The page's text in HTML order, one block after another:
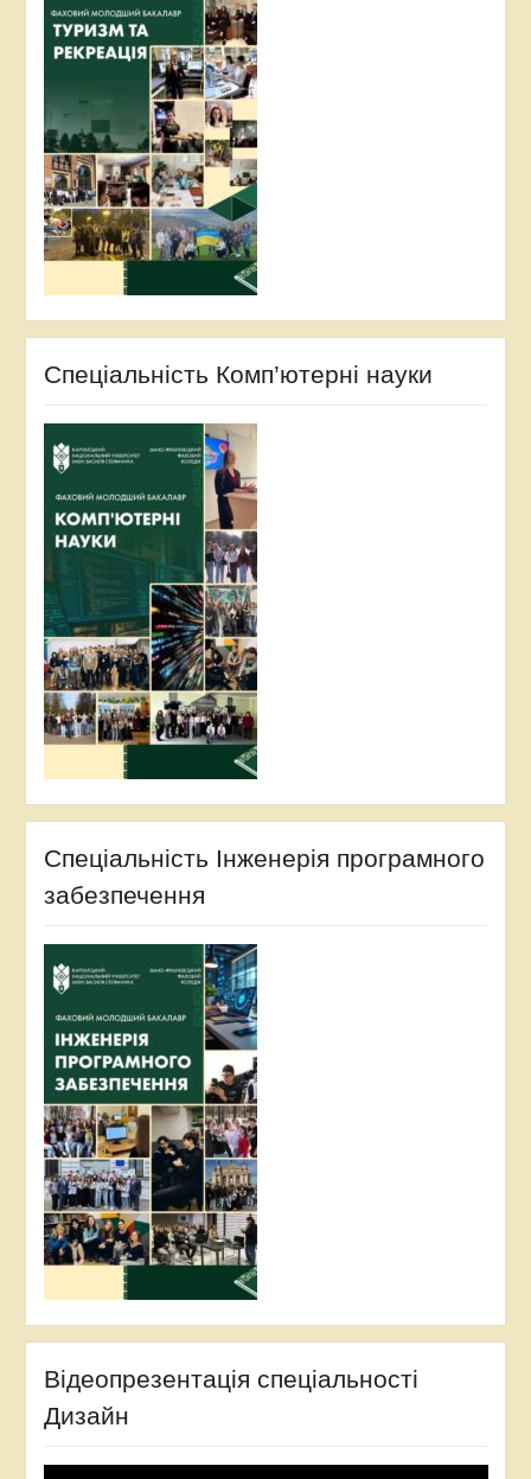
Спеціальність Комп’ютерні науки
Спеціальність Інженерія програмного
забезпечення
Відеопрезентація спеціальності
Дизайн